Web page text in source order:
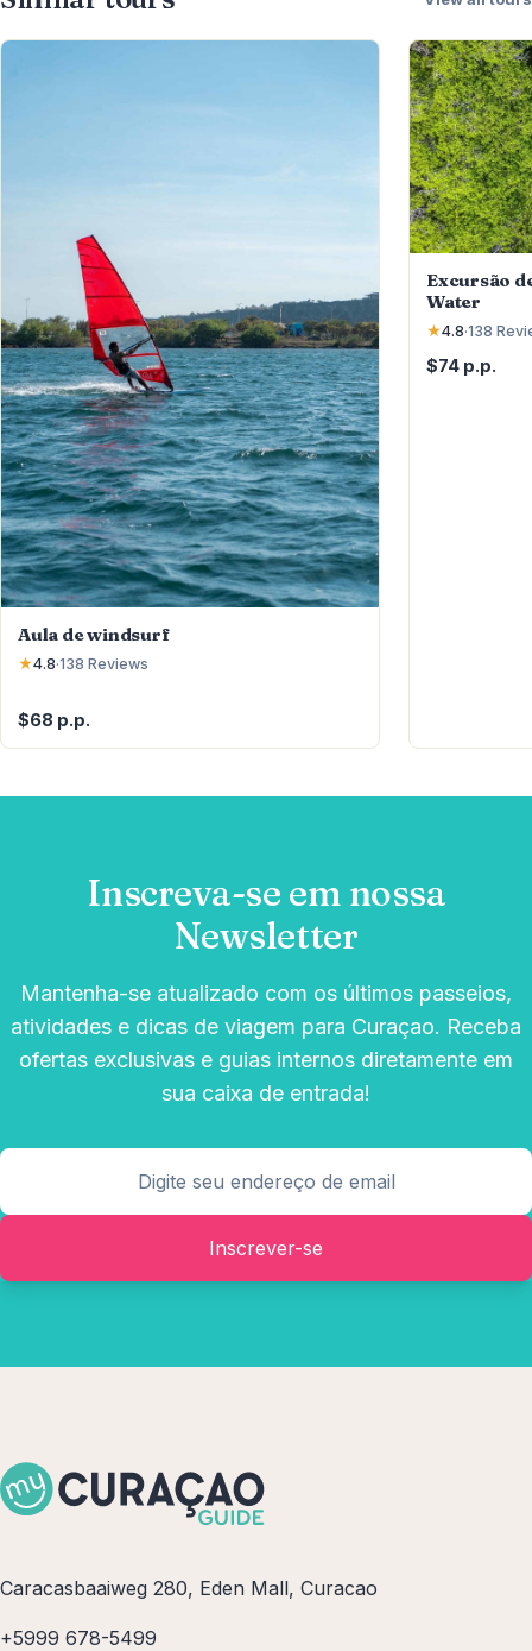
Aula de windsurf
★4.8·138 Reviews
$68 p.p.
Excursão
Water
★4.8·138
$74 p.p.
Inscreva-se em nossa
Newsletter
Mantenha-se atualizado com os últimos passeios,
atividades e dicas de viagem para Curaçao. Receba
ofertas exclusivas e guias internos diretamente em
sua caixa de entrada!
Inscrever-se
Caracasbaaiweg 280, Eden Mall, Curacao
+5999 678-5499